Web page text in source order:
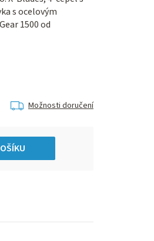
s ocelovým
1500 od
Možnosti doručení